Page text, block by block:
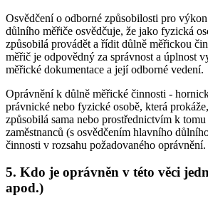
Osvědčení o odborné způsobilosti pro
důlního měřiče osvědčuje, že jako fyzická
způsobilá provádět a řídit důlně měřickou
měřič je odpovědný za správnost a úplnost
měřické dokumentace a její odborné vedení.
Oprávnění k důlně měřické činnosti -
právnické nebo fyzické osobě, která
způsobilá sama nebo prostřednictvím k
zaměstnanců (s osvědčením hlavního
činnosti v rozsahu požadovaného oprávnění.
5. Kdo je oprávněn v této věci
apod.)